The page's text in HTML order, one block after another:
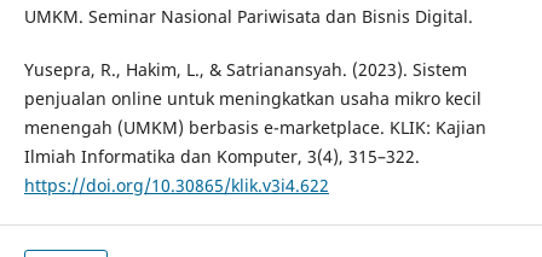
UMKM. Seminar Nasional Pariwisata dan Bisnis Digital.
Yusepra, R., Hakim, L., & Satrianansyah. (2023). Sistem
penjualan online untuk meningkatkan usaha mikro kecil
menengah (UMKM) berbasis e-marketplace. KLIK: Kajian
Ilmiah Informatika dan Komputer, 3(4), 315–322.
https://doi.org/10.30865/klik.v3i4.622